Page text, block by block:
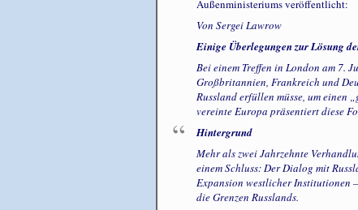
Außenministeriums veröffentlicht:
Von Sergei Lawrow
Einige Überlegungen zur Lösung
Bei einem Treffen in London am 7.
Großbritannien, Frankreich und
Russland erfüllen müsse, um einen
vereinte Europa präsentiert diese
Hintergrund
Mehr als zwei Jahrzehnte
einem Schluss: Der Dialog mit
Expansion westlicher Institutionen
die Grenzen Russlands.